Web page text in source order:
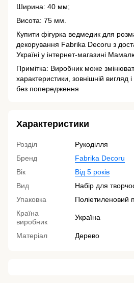
Ширина: 40 мм;
Висота: 75 мм.
Купити фігурка ведмедик для
декорування Fabrika Decoru з
Україні у інтернет-магазині
Примітка: Виробник може
характеристики, зовнішній вигляд
без попередження
Характеристики
Розділ
Рукоділля
Бренд
Fabrika Decoru
Вік
Від 5 років
Вид
Набір для
Упаковка
Поліетиленовий
Країна
виробник
Україна
Матеріал Дерево